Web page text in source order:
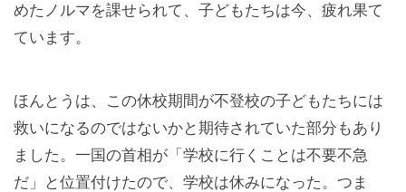
めたノルマを課せられて、子どもたちは今、疲れ果て
ています。
ほんとうは、この休校期間が不登校の子どもたちには
救いになるのではないかと期待されていた部分もあり
ました。一国の首相が「学校に行くことは不要不急
だ」と位置付けたので、学校は休みになった。つま